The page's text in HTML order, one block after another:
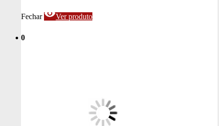
Fechar visibilityVer produto
0